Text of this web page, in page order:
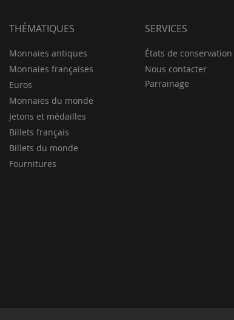
THÉMATIQUES
Monnaies antiques
Monnaies françaises
Euros
Monnaies du monde
Jetons et médailles
Billets français
Billets du monde
Fournitures
SERVICES
États de conservation
Nous contacter
Parrainage